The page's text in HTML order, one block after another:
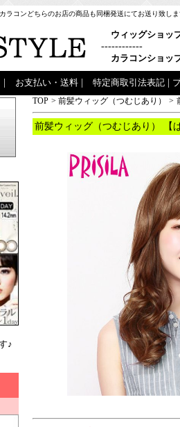
ラコンどちらのお店の商品も同梱発送にてお送り致し
ウィッグショッ
------------
カラコンショッ
お支払い・送料 特定商取引法表記
♪
TOP > 前髪ウィッグ（つむじあり） >
前髪ウィッグ（つむじあり） 【